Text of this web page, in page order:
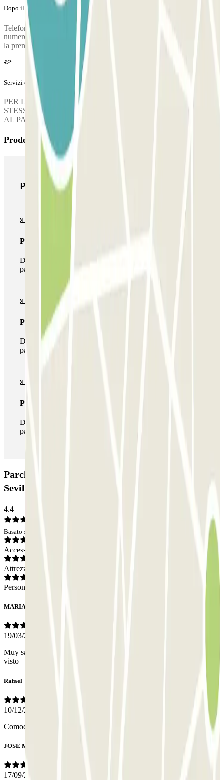
Dopo il tuo viaggio
Telefona al parcheggio per richiedere la consegna del tuo veicolo. Il
numero di telefono del parcheggio ti verrà dato una volta realizzata
la prenotazione.
Servizi extra (non inclusi nel prezzo)
PER LE PRENOTAZIONI LAST MINUTE IL GIORNO
STESSO, VERRÀ ADDEBITATO UN SUPPLEMENTO DI 5 €
AL PARCHEGGIO.
Prodotti di Parclick
Prodotti di Parclick
Pass unico
Durante il tuo soggiorno potrai entrare e uscire dal
parcheggio una sola volta
Pass multiparking
Durante il tuo soggiorno potrai usufruire dell'intera rete di
parcheggi disponibili su Parclick.
Pass illlimitato
Durante il tuo soggiorno potrai entrare e uscire dal
parcheggio tutte le volte che vorrai.
Parcheggio Take & Go - Valet - Aeropuerto de
Sevilla: Opinioni
4.4
Basato su 51 opinioni
Accesso
Attrezzatura
Personale
MARIA DEL CARME
19/03/2025
Muy satisfecha con el servicio y personal. Las instalaciones o las he
visto
Rafael
10/12/2024
Comodidad y rapidez.
JOSE MARIA
17/09/2024